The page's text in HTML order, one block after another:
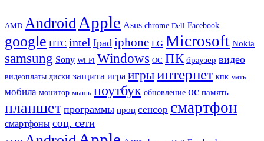
AMD Android Apple Asus chrome Dell Facebook
google HTC intel Ipad iphone LG Microsoft Nokia
samsung Sony Wi-Fi Windows ОС ПК браузер видео
видеоплаты диски защита игра игрыинтернет кпк мать
мобила монитор мышь ноутбук обновление ос память
планшет программы проц сенсор смартфон
смартфоны соц. сети